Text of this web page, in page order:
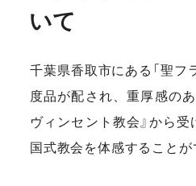
いて
千葉県香取市にある「聖
度品が配され、重厚感の
ヴィンセント教会』から
国式教会を体感することが